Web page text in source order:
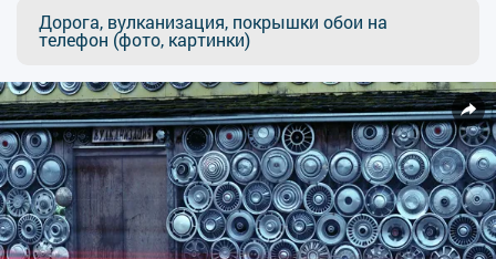
Дорога, вулканизация, покрышки обои на
телефон (фото, картинки)